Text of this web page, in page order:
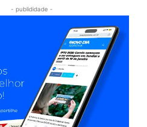
- publididade -